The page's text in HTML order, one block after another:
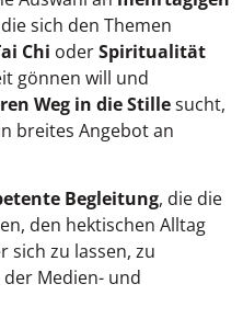
sich den Themen
Chi oderSpiritualität
gönnen will und
Weg in die Stillesucht,
breites Angebot an
Begleitung, die die
den hektischen Alltag
sich zu lassen, zu
Medien- und